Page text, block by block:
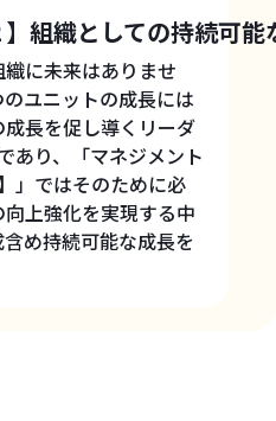
】組織としての持続可
に未来はありませ
ユニットの成長には
長を促し導くリーダ
あり、「マネジメント
」ではそのために必
上強化を実現する中
め持続可能な成長を